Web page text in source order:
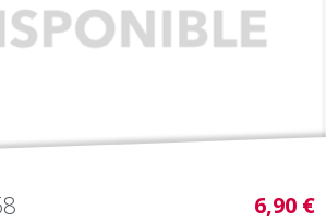
6,90 €